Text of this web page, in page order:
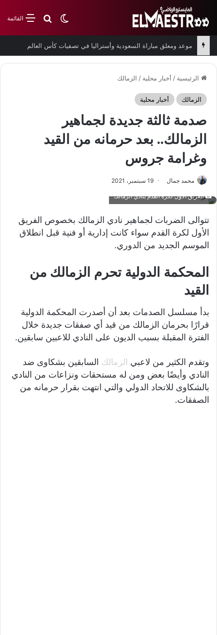
القائمةبحث عن
الوضع المظلم
موعد ومعلق مباراة السعودية وأستراليا في تصفيات كأس العالم
الرئيسية / أخبار محلية / الزمالك
الزمالك أخبار محلية
صدمة ثالثة جديدة لجماهير
الزمالك.. بعد حرمانه من القيد
وغرامة جروس
محمد جمال 19 سبتمبر، 2021
الفريق الأول لكرة القدم بنادي الزمالك
تتوالى الضربات لجماهير نادي الزمالك بخصوص الفريق
الأول لكرة القدم سواء كانت إدارية أو فنية قبل انطلاق
الموسم الجديد من الدوري.
المحكمة الدولية تحرم الزمالك من
القيد
بدأ مسلسل الصدمات بعد أن أصدرت المحكمة الدولية
قرارًا بحرمان الزمالك من قيد أي صفقات جديدة خلال
الفترة المقبلة بسبب الديون على النادي للاعبين سابقين.
وتقدم الكثير من لاعبي الزمالك السابقين بشكاوى ضد
النادي وأيضًا بعض ومن له مستحقات ونزاعات من النادي
بالشكاوى للاتحاد الدولي والتي انتهت بقرار حرمانه من
الصفقات.